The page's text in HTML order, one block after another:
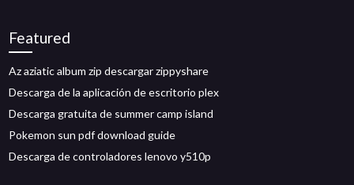
Featured
Az aziatic album zip descargar zippyshare
Descarga de la aplicación de escritorio plex
Descarga gratuita de summer camp island
Pokemon sun pdf download guide
Descarga de controladores lenovo y510p